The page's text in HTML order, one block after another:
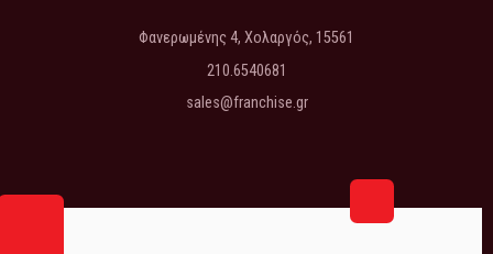
Φανερωμένης 4, Χολαργός, 15561
210.6540681
sales@franchise.gr